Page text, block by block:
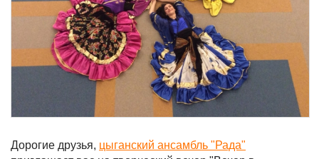
Дорогие друзья, цыганский ансамбль "Рада"